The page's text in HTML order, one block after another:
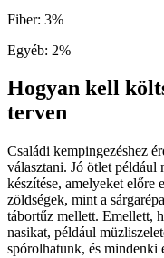
Fiber: 3%
Egyéb: 2%
Hogyan kell
terven
Családi kempingezéshez
választani. Jó ötlet például
készítése, amelyeket előre
zöldségek, mint a
tábortűz mellett. Emellett,
nasikat, például
spórolhatunk, és mindenki